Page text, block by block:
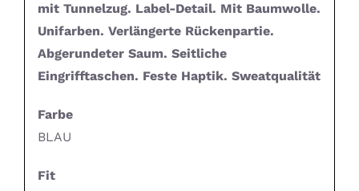
mit Tunnelzug. Label-Detail. Mit Baumwolle.
Unifarben. Verlängerte Rückenpartie.
Abgerundeter Saum. Seitliche
Eingrifftaschen. Feste Haptik. Sweatqualität
Farbe
BLAU
Fit